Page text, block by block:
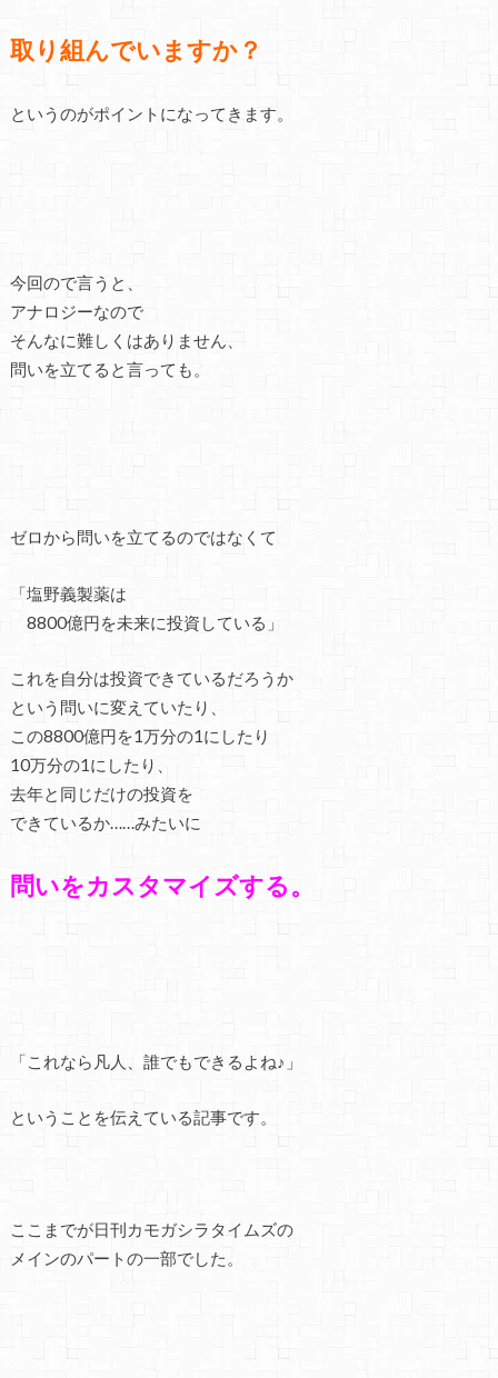
取り組んでいますか？
というのがポイントになってきます。
今回ので言うと、
アナロジーなので
そんなに難しくはありません、
問いを立てると言っても。
ゼロから問いを立てるのではなくて
「塩野義製薬は
8800億円を未来に投資している」
これを自分は投資できているだろうか
という問いに変えていたり、
この8800億円を1万分の1にしたり
10万分の1にしたり、
去年と同じだけの投資を
できているか……みたいに
問いをカスタマイズする。
「これなら凡人、誰でもできるよね♪」
ということを伝えている記事です。
ここまでが日刊カモガシラタイムズの
メインのパートの一部でした。